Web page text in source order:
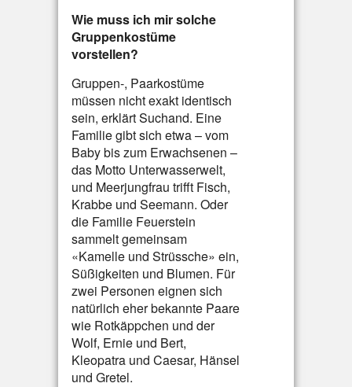
Wie muss ich mir solche
Gruppenkostüme
vorstellen?
Gruppen-, Paarkostüme
müssen nicht exakt identisch
sein, erklärt Suchand. Eine
Familie gibt sich etwa – vom
Baby bis zum Erwachsenen –
das Motto Unterwasserwelt,
und Meerjungfrau trifft Fisch,
Krabbe und Seemann. Oder
die Familie Feuerstein
sammelt gemeinsam
«Kamelle und Strüssche» ein,
Süßigkeiten und Blumen. Für
zwei Personen eignen sich
natürlich eher bekannte Paare
wie Rotkäppchen und der
Wolf, Ernie und Bert,
Kleopatra und Caesar, Hänsel
und Gretel.